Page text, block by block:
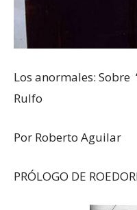
Los anormales: Sobre
Rulfo
Por Roberto Aguilar
PRÓLOGO DE